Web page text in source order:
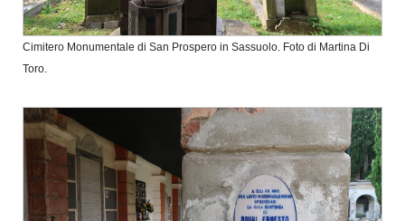
Cimitero Monumentale di San Prospero in Sassuolo. Foto di Martina Di
Toro.